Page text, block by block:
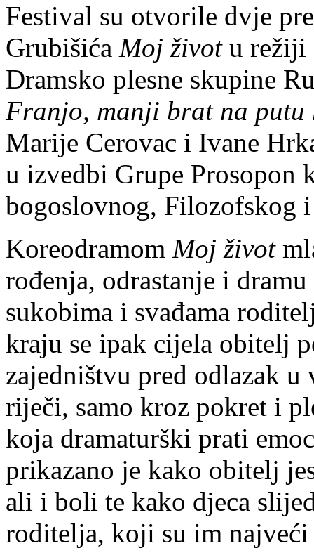
Festival su otvorile dvje
Grubišića Moj životu režiji
Dramsko plesne skupine
Franjo, manji brat na putu
Marije Cerovac i Ivane
u izvedbi Grupe Prosopon
bogoslovnog, Filozofskog
Koreodramom Moj život
rođenja, odrastanje i
sukobima i svađama
kraju se ipak cijela obitelj
zajedništvu pred odlazak
riječi, samo kroz pokret i
koja dramaturški prati
prikazano je kako obitelj
ali i boli te kako djeca
roditelja, koji su im